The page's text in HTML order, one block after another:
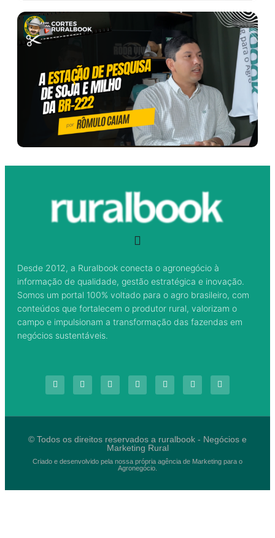
Desde 2012, a Ruralbook conecta o agronegócio à
informação de qualidade, gestão estratégica e inovação.
Somos um portal 100% voltado para o agro brasileiro, com
conteúdos que fortalecem o produtor rural, valorizam o
campo e impulsionam a transformação das fazendas em
negócios sustentáveis.
© Todos os direitos reservados a ruralbook - Negócios e
Marketing Rural
Criado e desenvolvido pela nossa própria agência de Marketing para o
Agronegócio.